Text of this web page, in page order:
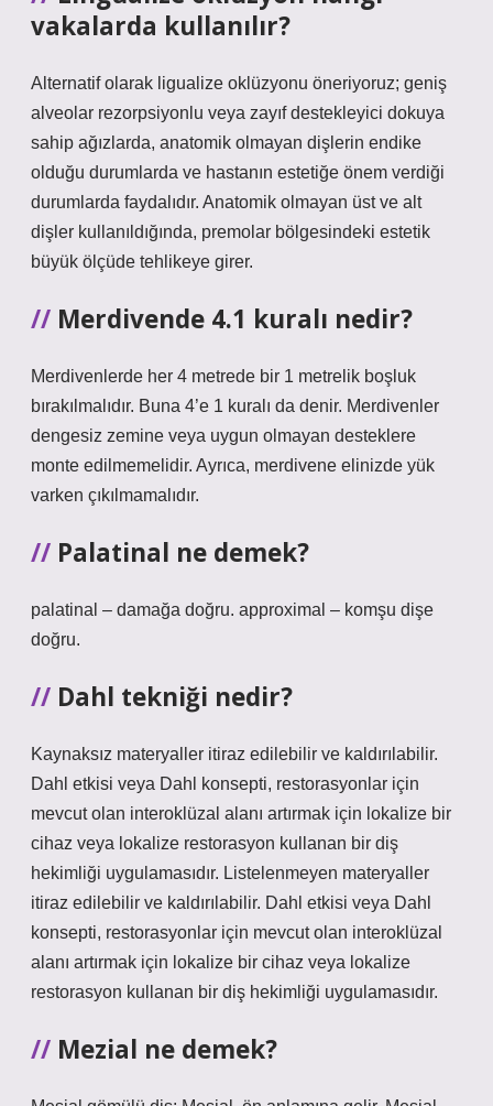
vakalarda kullanılır?
Alternatif olarak ligualize oklüzyonu öneriyoruz; geniş
alveolar rezorpsiyonlu veya zayıf destekleyici dokuya
sahip ağızlarda, anatomik olmayan dişlerin endike
olduğu durumlarda ve hastanın estetiğe önem verdiği
durumlarda faydalıdır. Anatomik olmayan üst ve alt
dişler kullanıldığında, premolar bölgesindeki estetik
büyük ölçüde tehlikeye girer.
Merdivende 4.1 kuralı nedir?
Merdivenlerde her 4 metrede bir 1 metrelik boşluk
bırakılmalıdır. Buna 4’e 1 kuralı da denir. Merdivenler
dengesiz zemine veya uygun olmayan desteklere
monte edilmemelidir. Ayrıca, merdivene elinizde yük
varken çıkılmamalıdır.
Palatinal ne demek?
palatinal – damağa doğru. approximal – komşu dişe
doğru.
Dahl tekniği nedir?
Kaynaksız materyaller itiraz edilebilir ve kaldırılabilir.
Dahl etkisi veya Dahl konsepti, restorasyonlar için
mevcut olan interoklüzal alanı artırmak için lokalize bir
cihaz veya lokalize restorasyon kullanan bir diş
hekimliği uygulamasıdır. Listelenmeyen materyaller
itiraz edilebilir ve kaldırılabilir. Dahl etkisi veya Dahl
konsepti, restorasyonlar için mevcut olan interoklüzal
alanı artırmak için lokalize bir cihaz veya lokalize
restorasyon kullanan bir diş hekimliği uygulamasıdır.
Mezial ne demek?